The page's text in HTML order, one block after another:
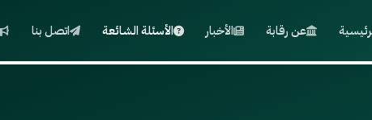
عن رقابة الأخبار الأسئلة الشائعة اتصل بنا